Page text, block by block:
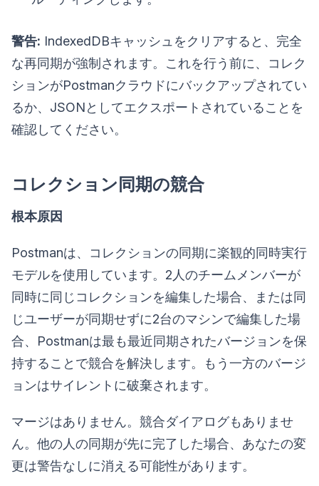
警告: IndexedDBキャッシュをクリアすると、完全
な再同期が強制されます。これを行う前に、コレク
ションがPostmanクラウドにバックアップされてい
るか、JSONとしてエクスポートされていることを
確認してください。
コレクション同期の競合
根本原因
Postmanは、コレクションの同期に楽観的同時実行
モデルを使用しています。2人のチームメンバーが
同時に同じコレクションを編集した場合、または同
じユーザーが同期せずに2台のマシンで編集した場
合、Postmanは最も最近同期されたバージョンを保
持することで競合を解決します。もう一方のバージ
ョンはサイレントに破棄されます。
マージはありません。競合ダイアログもありませ
ん。他の人の同期が先に完了した場合、あなたの変
更は警告なしに消える可能性があります。